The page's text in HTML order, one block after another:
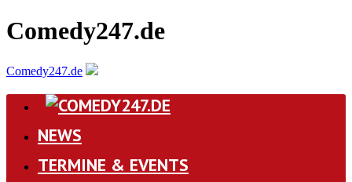
Comedy247.de
Comedy247.de
NEWS
TERMINE & EVENTS